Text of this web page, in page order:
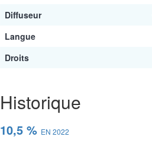
Diffuseur
Langue
Droits
Historique
10,5 % EN 2022